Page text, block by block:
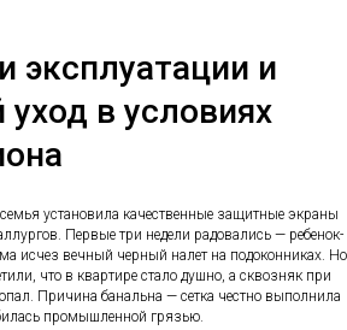
эксплуатации и
в условиях
установила качественные защитные экраны
Первые три недели радовались — ребенок-
исчез вечный черный налет на подоконниках. Но
что в квартире стало душно, а сквозняк при
Причина банальна — сетка честно выполнила
промышленной грязью.